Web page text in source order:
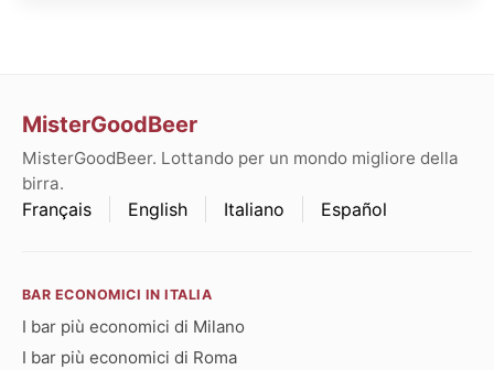
MisterGoodBeer
MisterGoodBeer. Lottando per un mondo migliore della
birra.
Français English Italiano Español
BAR ECONOMICI IN ITALIA
I bar più economici di Milano
I bar più economici di Roma